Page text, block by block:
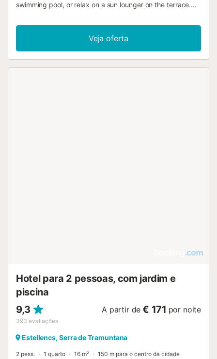
swimming pool, or relax on a sun lounger on the terrace....
Veja oferta
Hotel para 2 pessoas, com jardim e
piscina
9,3
393 avaliações
A partir de € 171 por noite
Estellencs, Serra de Tramuntana
2 pess. 1 quarto 16 m² 150 m para o centro da cidade